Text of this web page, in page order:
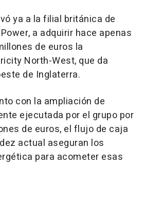
ya a la filial británica de
a adquirir hace apenas
de euros la
North-West, que da
de Inglaterra.
con la ampliación de
ejecutada por el grupo por
de euros, el flujo de caja
actual aseguran los
para acometer esas